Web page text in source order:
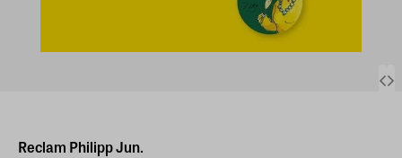
Reclam Philipp Jun.